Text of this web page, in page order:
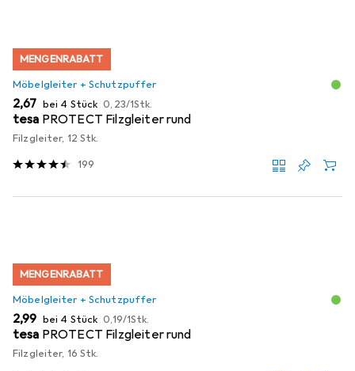
MENGENRABATT
Möbelgleiter + Schutzpuffer
EUR
2,67 bei 4 Stück EUR
0,23/1Stk.
tesa PROTECT Filzgleiter rund
Filzgleiter, 12 Stk.
199
MENGENRABATT
Möbelgleiter + Schutzpuffer
EUR
2,99 bei 4 Stück EUR
0,19/1Stk.
tesa PROTECT Filzgleiter rund
Filzgleiter, 16 Stk.